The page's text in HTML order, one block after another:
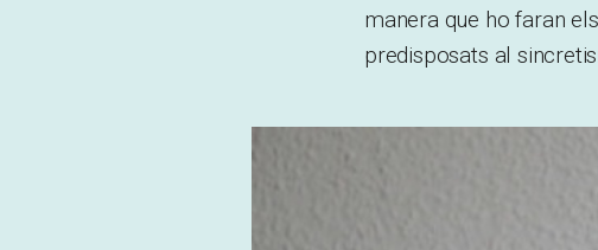
manera que ho faran
predisposats al